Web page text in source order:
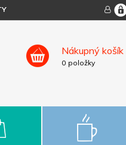
Nákupný košík
0 položky